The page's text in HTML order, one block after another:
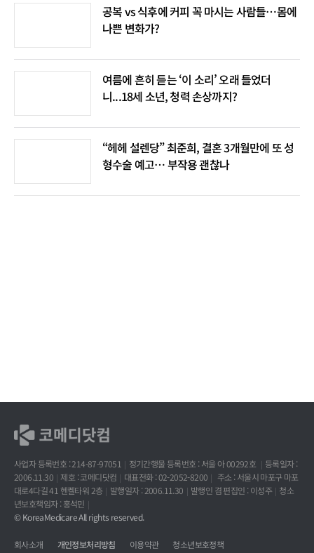
공복 vs 식후에 커피 꼭 마시는 사람들…몸에
나쁜 변화가?
여름에 흔히 듣는 ‘이 소리’ 오래 들었더
니...18세 소년, 청력 손상까지?
“헤헤 설렌당” 최준희, 결혼 3개월만에 또 성
형수술 예고… 부작용 괜찮나
사업자 등록번호 : 214-87-97051 정기간행물 등록번호 : 서울 아 00292호
등록일자 :
2006.11.30
제호 : 코메디닷컴 대표전화 : 02-2052-8200
주소 : 서울시 마포구 마포
대로4다길 41 헨켈타워 2층
발행일자 : 2006.11.30 발행인 겸 편집인 : 이성주
청소
년보호책임자 : 홍석민
© KoreaMedicare All rights reserved.
회사소개 개인정보처리방침 이용약관 청소년보호정책